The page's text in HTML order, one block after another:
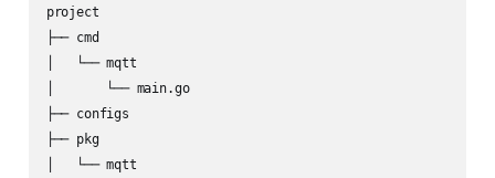
project
├── cmd
│   └── mqtt
│       └── main.go
├── configs
├── pkg
│   └── mqtt